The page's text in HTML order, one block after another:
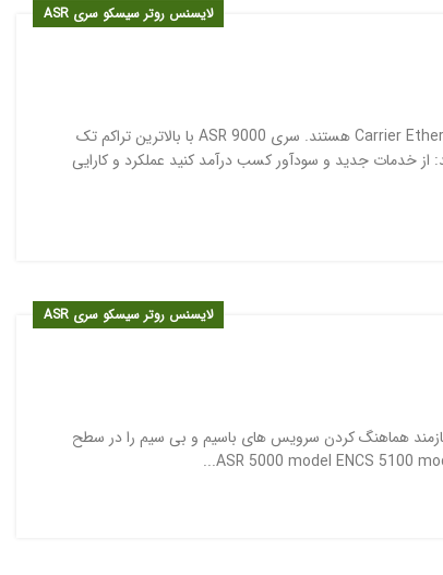
لایسنس روتر سیسکو سری ASR
روترهای سری Cisco ASR 9000 سنگ بنای شبکه های مدرن Edge و Carrier Ethernet هستند. سری ASR 9000 با بالاترین تراکم تک
خدمات جدید و سودآور کسب درآمد کنید عملکرد و کارایی
لایسنس روتر سیسکو سری ASR
هماهنگ کردن سرویس های باسیم و بی سیم را در سطح